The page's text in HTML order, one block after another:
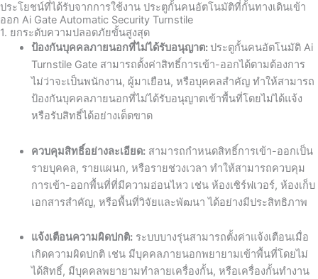
ประโยชน์ที่ได้รับจากการใช้งาน ประตูกั้นคนอัตโนมัติที่กั้นทางเดินเข้า
ออก Ai Gate Automatic Security Turnstile
1. ยกระดับความปลอดภัยขั้นสูงสุด
ป้องกันบุคคลภายนอกที่ไม่ได้รับอนุญาต:ประตูกั้นคนอัตโนมัติ Ai
Turnstile Gate สามารถตั้งค่าสิทธิ์การเข้า-ออกได้ตามต้องการ
ไม่ว่าจะเป็นพนักงาน, ผู้มาเยือน, หรือบุคคลสำคัญ ทำให้สามารถ
ป้องกันบุคคลภายนอกที่ไม่ได้รับอนุญาตเข้าพื้นที่โดยไม่ได้แจ้ง
หรือรับสิทธิ์ได้อย่างเด็ดขาด
ควบคุมสิทธิ์อย่างละเอียด:สามารถกำหนดสิทธิ์การเข้า-ออกเป็น
รายบุคคล, รายแผนก, หรือรายช่วงเวลา ทำให้สามารถควบคุม
การเข้า-ออกพื้นที่ที่มีความอ่อนไหว เช่น ห้องเซิร์ฟเวอร์, ห้องเก็บ
เอกสารสำคัญ, หรือพื้นที่วิจัยและพัฒนา ได้อย่างมีประสิทธิภาพ
แจ้งเตือนความผิดปกติ:ระบบบางรุ่นสามารถตั้งค่าแจ้งเตือนเมื่อ
เกิดความผิดปกติ เช่น มีบุคคลภายนอกพยายามเข้าพื้นที่โดยไม่
ได้สิทธิ์, มีบุคคลพยายามทำลายเครื่องกั้น, หรือเครื่องกั้นทำงาน